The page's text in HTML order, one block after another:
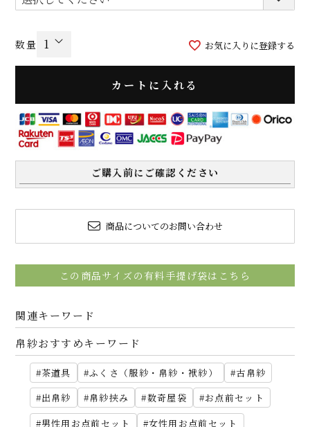
お気に入りに登録する
カートに入れる
ご購入前にご確認ください
商品についてのお問い合わせ
この商品サイズの有料手提げ袋はこちら
関連キーワード
帛紗おすすめキーワード
茶道具 ふくさ（服紗・帛紗・袱紗）
古帛紗
出帛紗
帛紗挟み 数奇屋袋
お点前セット
男性用お点前セット
女性用お点前セット